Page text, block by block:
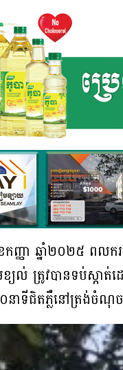
កញ្ញា ឆ្នាំ២០២៥ ព
ខ្យល់ ត្រូវបានទប់ស្កា
នាទីជិតភ្លឺនៅត្រង់ចំណុ